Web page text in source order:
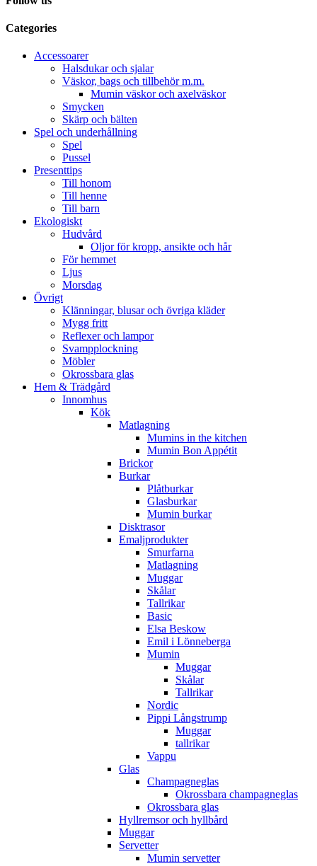
Categories
Accessoarer
Halsdukar och sjalar
Väskor, bags och tillbehör m.m.
Mumin väskor och axelväskor
Smycken
Skärp och bälten
Spel och underhållning
Spel
Pussel
Presenttips
Till honom
Till henne
Till barn
Ekologiskt
Hudvård
Oljor för kropp, ansikte och hår
För hemmet
Ljus
Morsdag
Övrigt
Klänningar, blusar och övriga kläder
Mygg fritt
Reflexer och lampor
Svampplockning
Möbler
Okrossbara glas
Hem & Trädgård
Innomhus
Kök
Matlagning
Mumins in the kitchen
Mumin Bon Appétit
Brickor
Burkar
Plåtburkar
Glasburkar
Mumin burkar
Disktrasor
Emaljprodukter
Smurfarna
Matlagning
Muggar
Skålar
Tallrikar
Basic
Elsa Beskow
Emil i Lönneberga
Mumin
Muggar
Skålar
Tallrikar
Nordic
Pippi Långstrump
Muggar
tallrikar
Vappu
Glas
Champagneglas
Okrossbara champagneglas
Okrossbara glas
Hyllremsor och hyllbård
Muggar
Servetter
Mumin servetter